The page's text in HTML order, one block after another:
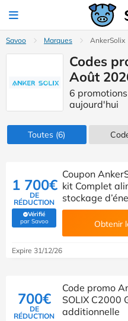
Savoo Marques AnkerSolix
Codes
Août
6
aujourd'hui
Toutes (6)
1 700€
DE
RÉDUCTION
Vérifié
par Savoo(Vérifié par Savoo)
Coupon
kit Complet
stockage
Obtenir
Expire 31/12/26
700€
DE
RÉDUCTION
Code promo
SOLIX C2000
additionnelle